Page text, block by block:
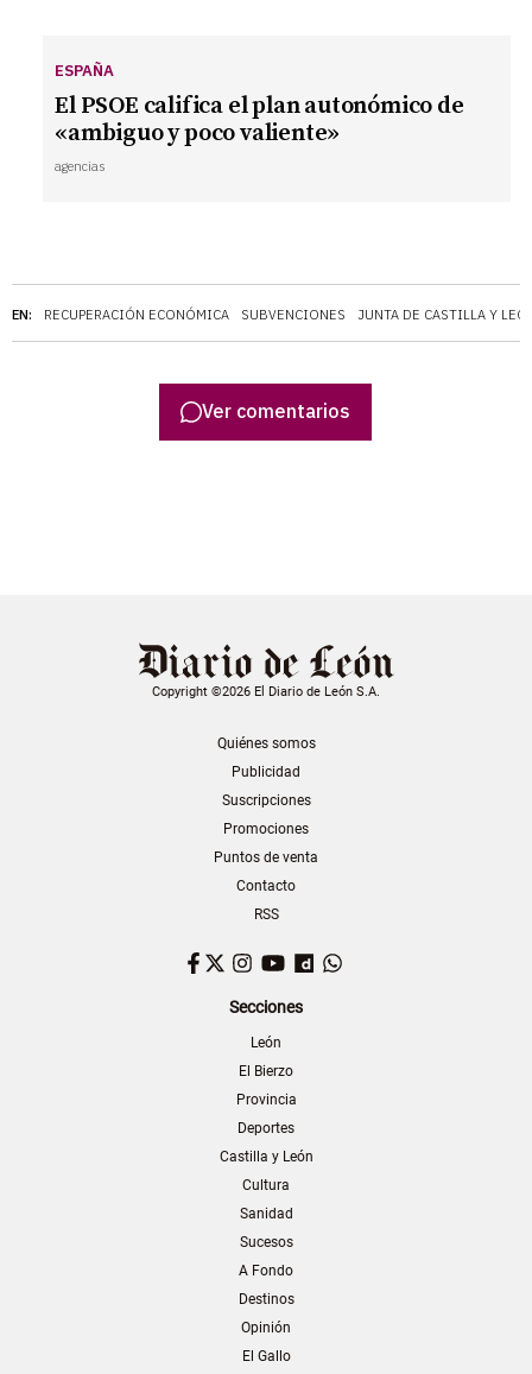
EN: RECUPERACIÓN ECONÓMICA SUBVENCIONES JUNTA DE CASTILLA Y
ESPAÑA
El PSOE califica el plan autonómico de
«ambiguo y poco valiente»
agencias
Ver comentarios
Copyright ©2026 El Diario de León S.A.
Quiénes somos
Publicidad
Suscripciones
Promociones
Puntos de venta
Contacto
RSS
Facebook
TwitterInstagram
YouTubeDailymotion
Secciones
León
El Bierzo
Provincia
Deportes
Castilla y León
Cultura
Sanidad
Sucesos
A Fondo
Destinos
Opinión
El Gallo